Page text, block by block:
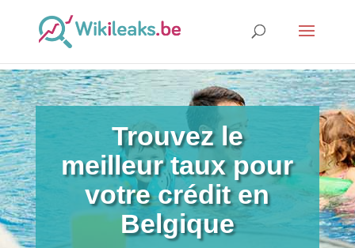
Trouvez le
meilleur taux pour
votre crédit en
Belgique